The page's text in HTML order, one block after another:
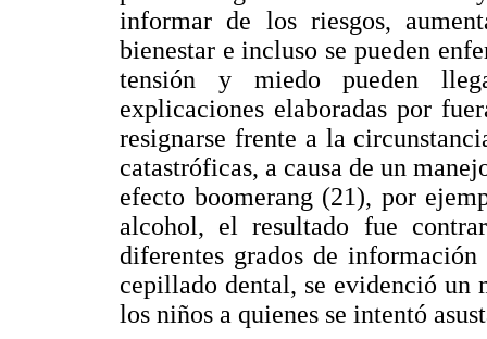
informar de los riesgos,
bienestar e incluso se pueden
tensión y miedo pueden
explicaciones elaboradas por
resignarse frente a la
catastróficas, a causa de un
efecto boomerang (21), por
alcohol, el resultado fue
diferentes grados de
cepillado dental, se evidenció un
los niños a quienes se intentó